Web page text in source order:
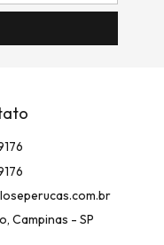
Campinas - SP